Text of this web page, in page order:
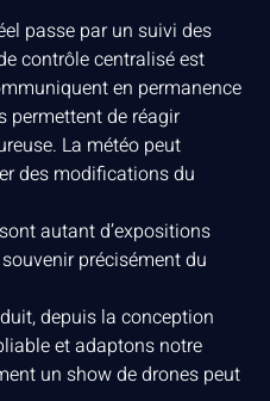
passe par un suivi des
contrôle centralisé est
en permanence
permettent de réagir
La météo peut
des modifications du
autant d’expositions
précisément du
depuis la conception
et adaptons notre
un show de drones peut